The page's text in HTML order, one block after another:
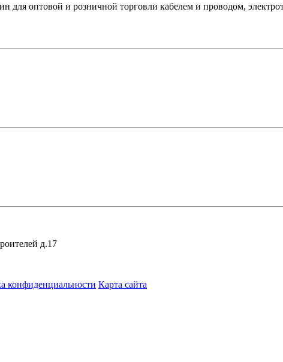
оптовой и розничной торговли кабелем и проводом,
д.17
конфиденциальности Карта сайта